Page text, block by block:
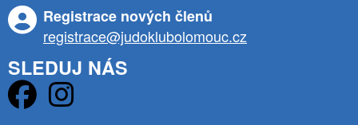
Registrace nových členů
registrace@judoklubolomouc.cz
SLEDUJ NÁS